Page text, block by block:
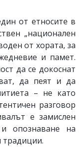
от етносите в
„национален
от хората, за
и памет.
да се докоснат
да пеят и да
– не като
разговор
е замислен
опознаване на
традиции.